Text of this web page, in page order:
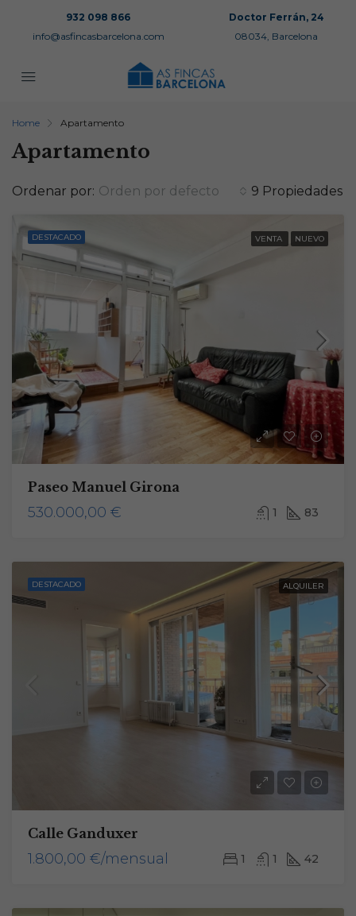
932 098 866
info@asfincasbarcelona.com
Doctor Ferrán, 24
08034, Barcelona
Home Apartamento
Apartamento
9 Propiedades
Ordenar por: Orden por defecto
DESTACADO VENTA NUEVO
Paseo Manuel Girona
530.000,00 € 1 83
DESTACADO ALQUILER
Calle Ganduxer
1.800,00 €/mensual 1 1 42